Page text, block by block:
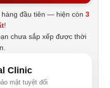
hàng đầu tiên — hiện còn3
!
chưa sắp xếp được thời
Clinic
mật tuyệt đối